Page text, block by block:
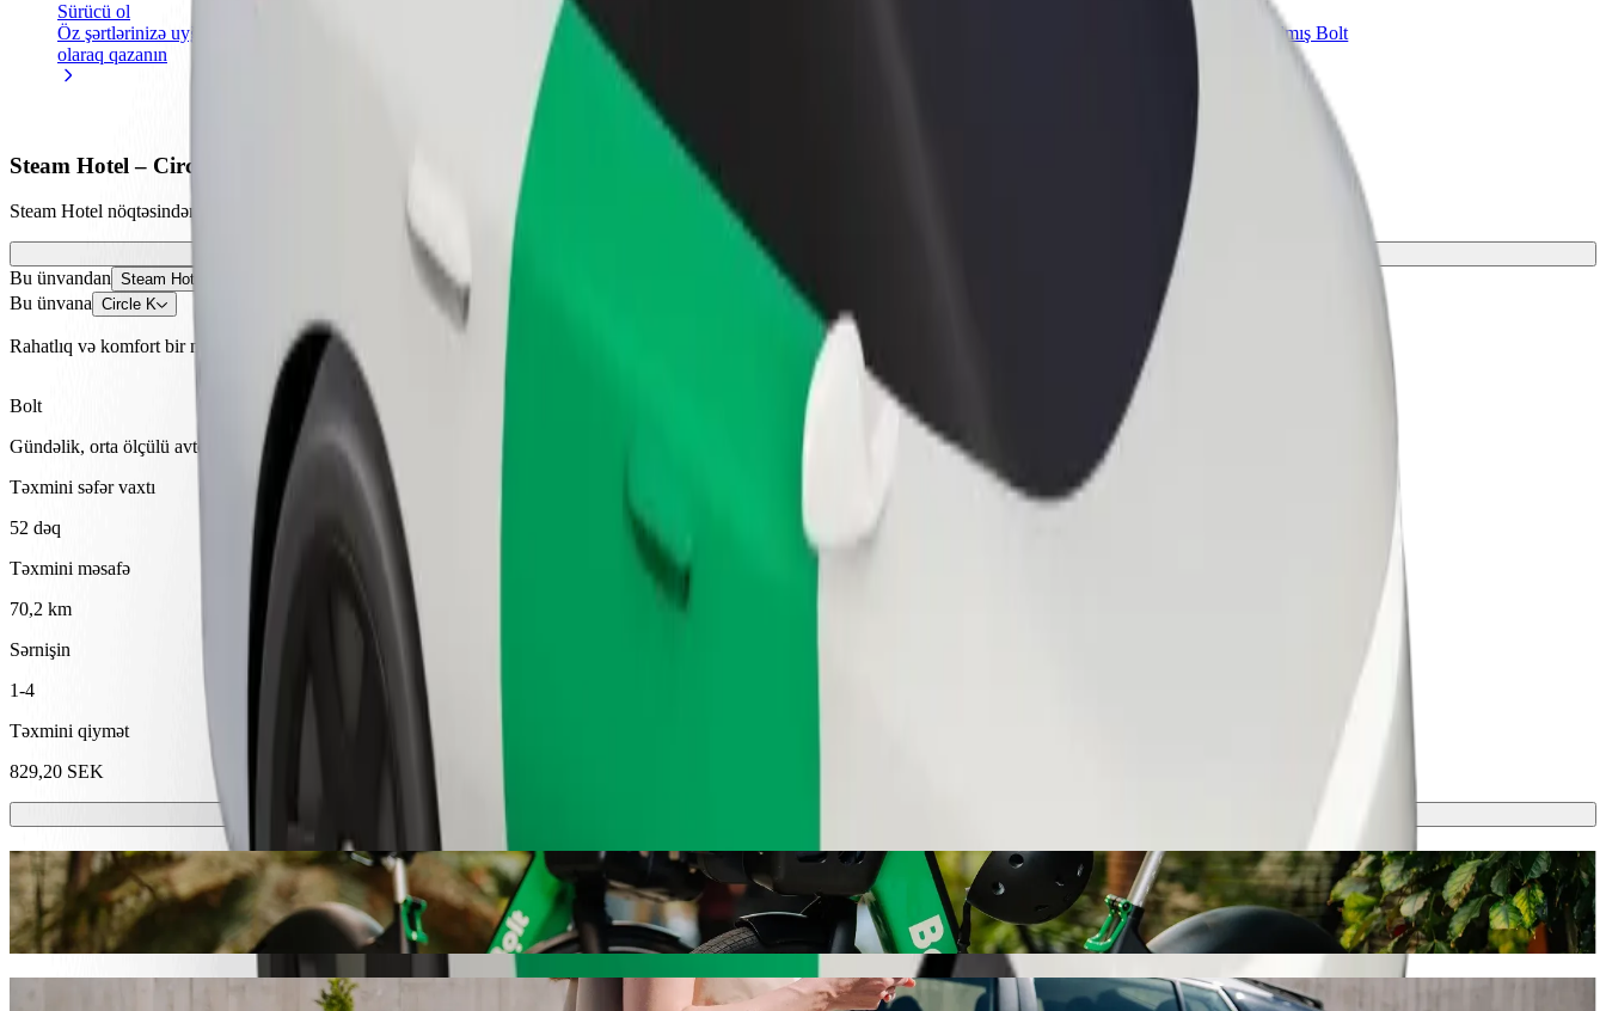
Sürücü ol
Öz şərtlərinizə uyğun
olaraq qazanın
Restoran və ya mağaza əlavə
Daha çox müştəri cəlb edin və
satışları artırın
Biznesiniz üçün miqyaslandırılmış Bolt
məhsul və xidmətləri
Steam Hotel – Circle K istiqamətində necə səfər etmək olar?
Steam Hotel nöqtəsindən Circle K nöqtəsinə çatmağın ən yaxşı yolunu axtarırsınız? Xidmətlərimizi araşdırın və sizin üçün ən mükəmməl gedişi tapın.
Tətbiqi endir
Bu ünvandan Steam Hotel
Bu ünvana Circle K
Rahatlıq və komfort bir neçə toxunuşla əlinizdə!
Bolt
Gündəlik, orta ölçülü avtomobillərdə etibarlı gedişlər.
Təxmini səfər vaxtı
52 dəq
Təxmini məsafə
70,2 km
Sərnişin
1-4
Təxmini qiymət
829,20 SEK
Skuterlər və ya E-velosipedlər
Vesteros şəhərində skuterlər və ya elektrik velosipedləri ilə hərəkət edin
Bolt Tətbiqini endir
Bolt ilə gediş sifariş edərək Steam Hotel nöqtəsindən Circle K nöqtəsinə gedin